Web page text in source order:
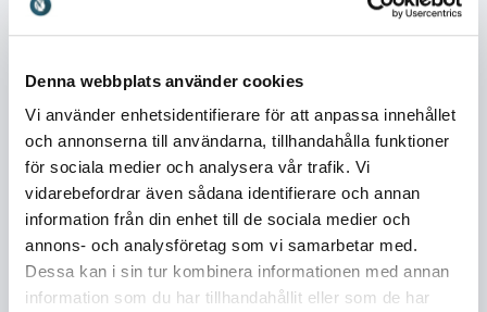
Denna webbplats använder cookies
Vi använder enhetsidentifierare för att anpassa innehållet
och annonserna till användarna, tillhandahålla funktioner
för sociala medier och analysera vår trafik. Vi
vidarebefordrar även sådana identifierare och annan
information från din enhet till de sociala medier och
annons- och analysföretag som vi samarbetar med.
Dessa kan i sin tur kombinera informationen med annan
information som du har tillhandahållit eller som de har
länder och mött publik på universitet, företag och
internationella konferenser. De har talat på scener
sina perspektiv med organisationer över hela världen.
Dessa erfarenheter ger dem en unik förståelse för
hur varumärken och företagskulturer utvecklas i
olika miljöer. De kan därför kombinera globala
perspektiv med konkreta exempel från verkligheten.
Resultatet är föreläsningar som både inspirerar och
ger tydliga verktyg för förändring.